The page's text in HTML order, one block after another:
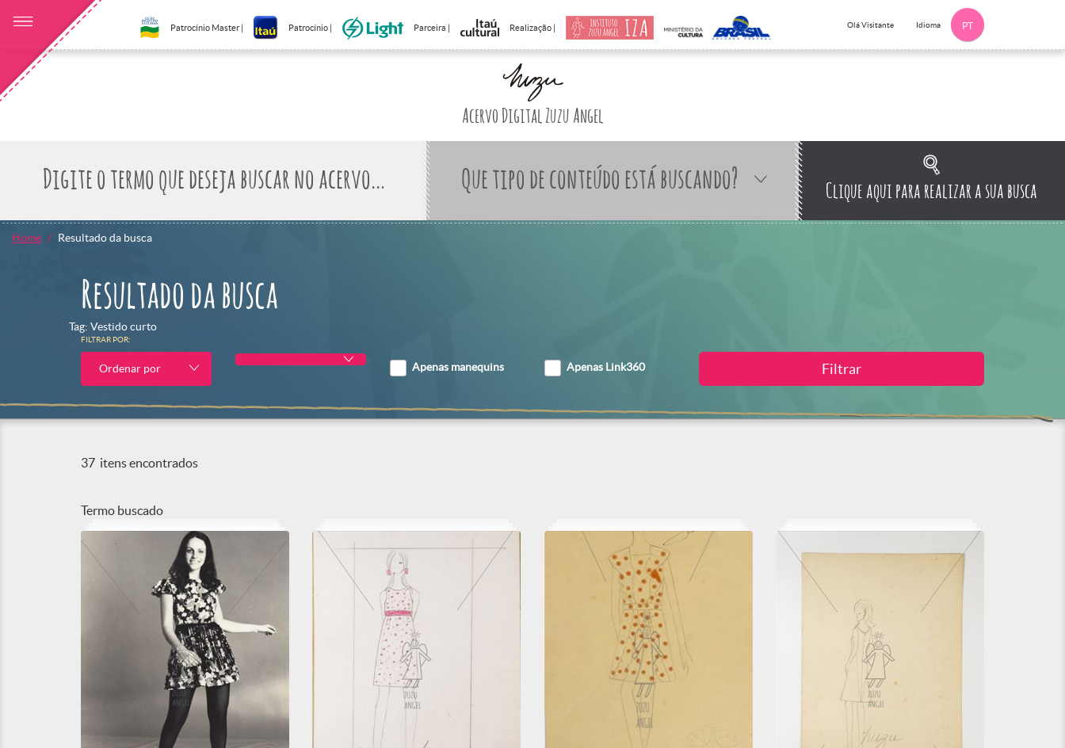
Patrocínio Master | Patrocínio | Parceira | Realização | Olá Visitante Idioma PT
Acervo Digital Zuzu Angel
Que tipo de conteúdo está buscando? Clique aqui para realizar a sua busca
Home Resultado da busca
Resultado da busca
Tag: Vestido curto
FILTRAR POR:
Ordenar por Apenas manequins Apenas Link360
37 itens encontrados
Termo buscado